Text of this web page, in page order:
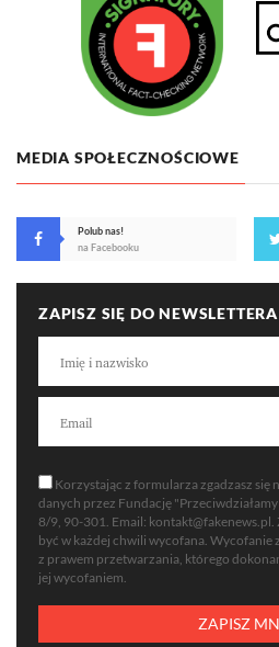
MEDIA SPOŁECZNOŚCIOWE
Polub nas!
na Facebooku
ZAPISZ SIĘ DO NEWSLETTERA
Korzystając z formularza zgadzasz się
danych przez Fundację
8/9, 90-301. Email: kontakt@fakenews.pl
być w każdej chwili wycofana. Wycofanie
z prawem przetwarzania, którego
jej wycofaniem.